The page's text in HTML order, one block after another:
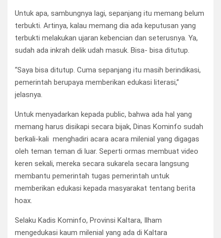
Untuk apa, sambungnya lagi, sepanjang itu memang belum
terbukti. Artinya, kalau memang dia ada keputusan yang
terbukti melakukan ujaran kebencian dan seterusnya. Ya,
sudah ada inkrah delik udah masuk. Bisa- bisa ditutup.
“Saya bisa ditutup. Cuma sepanjang itu masih berindikasi,
pemerintah berupaya memberikan edukasi literasi,”
jelasnya.
Untuk menyadarkan kepada public, bahwa ada hal yang
memang harus disikapi secara bijak, Dinas Kominfo sudah
berkali-kali menghadiri acara acara milenial yang digagas
oleh teman teman di luar. Seperti ormas membuat video
keren sekali, mereka secara sukarela secara langsung
membantu pemerintah tugas pemerintah untuk
memberikan edukasi kepada masyarakat tentang berita
hoax.
Selaku Kadis Kominfo, Provinsi Kaltara, Ilham
mengedukasi kaum milenial yang ada di Kaltara